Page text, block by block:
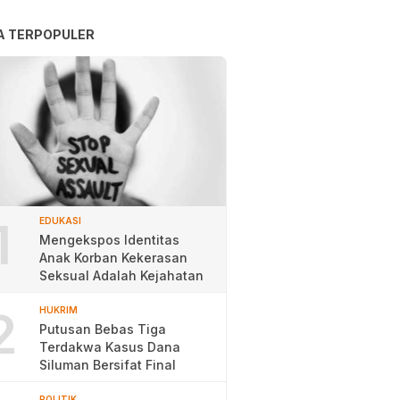
TERPOPULER
EDUKASI
Mengekspos Identitas
Anak Korban Kekerasan
Seksual Adalah Kejahatan
HUKRIM
Putusan Bebas Tiga
Terdakwa Kasus Dana
Siluman Bersifat Final